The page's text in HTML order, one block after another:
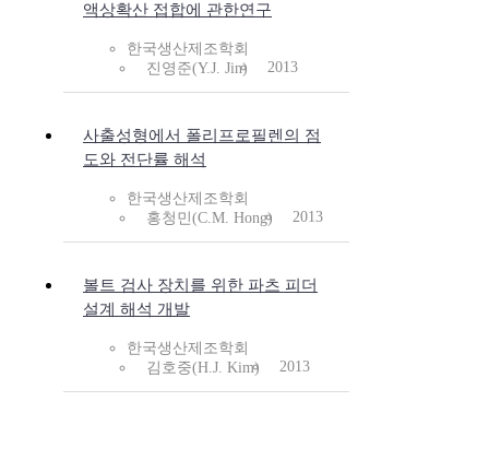
액상확산 접합에 관한연구
한국생산제조학회
진영준(Y.J. Jin)
2013
사출성형에서 폴리프로필렌의 점
도와 전단률 해석
한국생산제조학회
홍청민(C.M. Hong)
2013
볼트 검사 장치를 위한 파츠 피더
설계 해석 개발
한국생산제조학회
김호중(H.J. Kim)
2013